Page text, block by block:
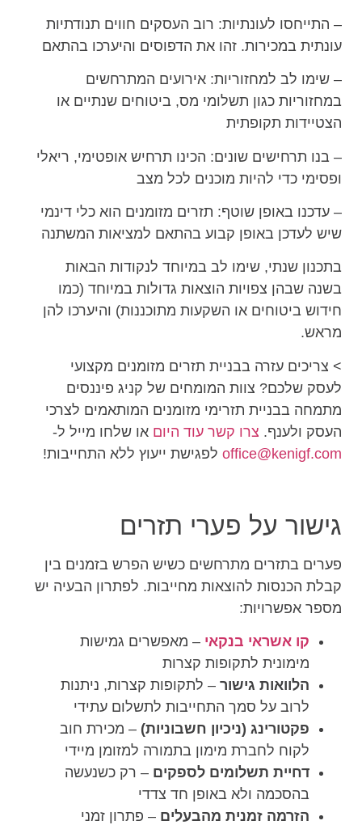
– התייחסו לעונתיות: רוב העסקים חווים תנודתיות
עונתית במכירות. זהו את הדפוסים והיערכו בהתאם
– שימו לב למחזוריות: אירועים המתרחשים
במחזוריות כגון תשלומי מס, ביטוחים שנתיים או
הצטיידות תקופתית
– בנו תרחישים שונים: הכינו תרחיש אופטימי, ריאלי
ופסימי כדי להיות מוכנים לכל מצב
– עדכנו באופן שוטף: תזרים מזומנים הוא כלי דינמי
שיש לעדכן באופן קבוע בהתאם למציאות המשתנה
בתכנון שנתי, שימו לב במיוחד לנקודות הבאות
בשנה שבהן צפויות הוצאות גדולות במיוחד (כמו
חידוש ביטוחים או השקעות מתוכננות) והיערכו להן
מראש.
> צריכים עזרה בבניית תזרים מזומנים מקצועי
לעסק שלכם? צוות המומחים של קניג פיננסים
מתמחה בבניית תזרימי מזומנים המותאמים לצרכי
העסק ולענף. צרו קשר עוד היום או שלחו מייל ל-
office@kenigf.com לפגישת ייעוץ ללא התחייבות!
גישור על פערי תזרים
פערים בתזרים מתרחשים כשיש הפרש בזמנים בין
קבלת הכנסות להוצאות מחייבות. לפתרון הבעיה יש
מספר אפשרויות:
קו אשראי בנקאי – מאפשרים גמישות
מימונית לתקופות קצרות
הלוואות גישור – לתקופות קצרות, ניתנות
לרוב על סמך התחייבות לתשלום עתידי
פקטורינג (ניכיון חשבוניות) – מכירת חוב
לקוח לחברת מימון בתמורה למזומן מיידי
דחיית תשלומים לספקים – רק כשנעשה
בהסכמה ולא באופן חד צדדי
הזרמה זמנית מהבעלים – פתרון זמני